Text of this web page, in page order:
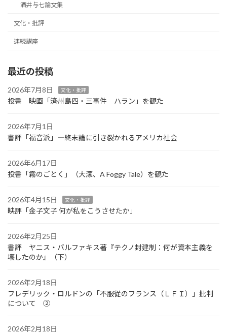
酒井与七論文集
文化・批評
連続講座
最近の投稿
2026年7月8日 文化・批評
投書 映画「済州島四・三事件 ハラン」を観た
2026年7月1日
書評「福音派」―終末論に引き裂かれるアメリカ社会
2026年6月17日
投書「霧のごとく」（大濛、A Foggy Tale）を観た
2026年4月15日 文化・批評
映評「金子文子 何が私をこうさせたか」
2026年2月25日
書評 ヤニス・バルファキス著『テクノ封建制：何が資本主義を
壊したのか』（下）
2026年2月18日
フレデリック・ロルドンの「不服従のフランス（ＬＦＩ）」批判
について ②
2026年2月18日